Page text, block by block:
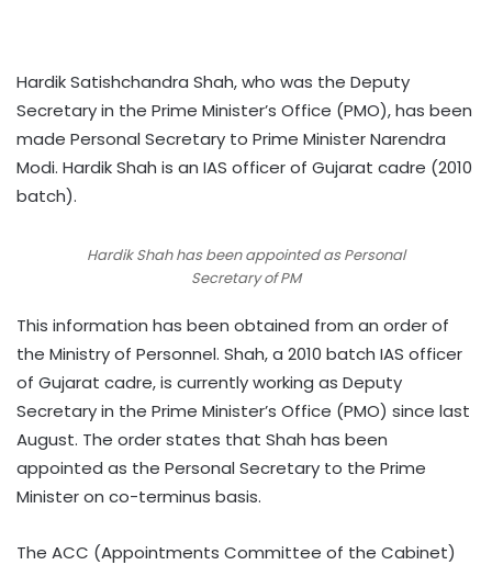
Hardik Satishchandra Shah, who was the Deputy
Secretary in the Prime Minister’s Office (PMO), has been
made Personal Secretary to Prime Minister Narendra
Modi. Hardik Shah is an IAS officer of Gujarat cadre (2010
batch).
Hardik Shah has been appointed as Personal
Secretary of PM
This information has been obtained from an order of
the Ministry of Personnel. Shah, a 2010 batch IAS officer
of Gujarat cadre, is currently working as Deputy
Secretary in the Prime Minister’s Office (PMO) since last
August. The order states that Shah has been
appointed as the Personal Secretary to the Prime
Minister on co-terminus basis.
The ACC (Appointments Committee of the Cabinet)